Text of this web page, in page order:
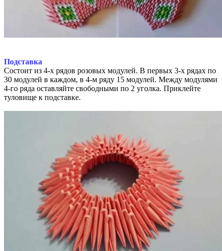
Подставка
Состоит из 4-х рядов розовых модулей. В первых 3-х рядах по
30 модулей в каждом, в 4-м ряду 15 модулей. Между модулями
4-го ряда оставляйте свободными по 2 уголка. Приклейте
туловище к подставке.